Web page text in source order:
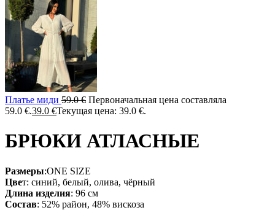
Платье миди 59.0€ Первоначальная цена составляла
59.0 €.39.0 €Текущая цена: 39.0 €.
БРЮКИ АТЛАСНЫЕ
Размеры:ONE SIZE
Цвет: синий, белый, олива, чёрный
Длина изделия: 96 см
Состав: 52% район, 48% вискоза